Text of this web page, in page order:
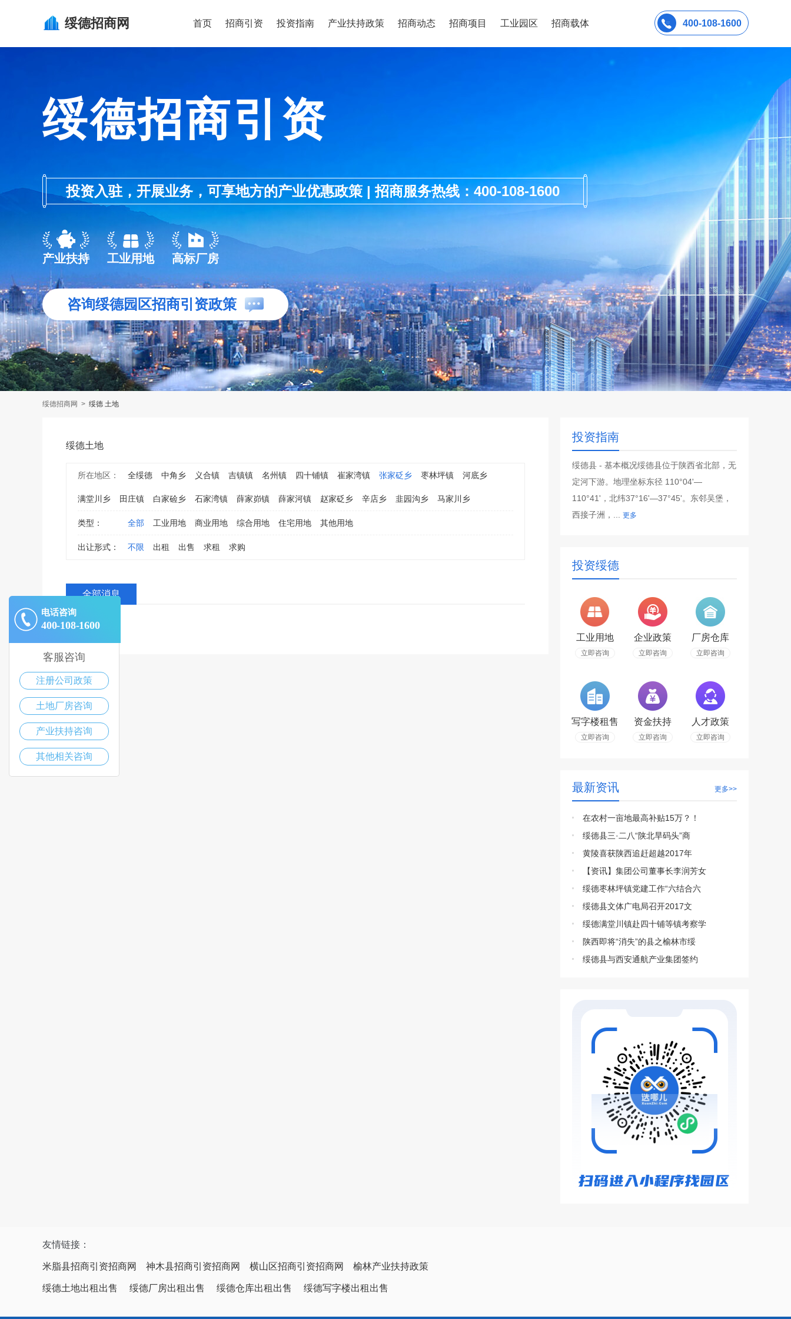
绥德招商网 首页 招商引资 投资指南 产业扶持政策 招商动态 招商项目 工业园区 招商载体 400-108-1600
绥德招商引资
投资入驻，开展业务，可享地方的产业优惠政策 | 招商服务热线：400-108-1600
产业扶持 工业用地 高标厂房
咨询绥德园区招商引资政策
绥德招商网 > 绥德 土地
绥德土地
所在地区： 全绥德 中角乡 义合镇 吉镇镇 名州镇 四十铺镇 崔家湾镇 张家砭乡 枣林坪镇 河底乡
满堂川乡 田庄镇 白家硷乡 石家湾镇 薛家峁镇 薛家河镇 赵家砭乡 辛店乡 韭园沟乡 马家川乡
类型： 全部 工业用地 商业用地 综合用地 住宅用地 其他用地
出让形式： 不限 出租 出售 求租 求购
全部消息
投资指南
绥德县 - 基本概况绥德县位于陕西省北部，无
定河下游。地理坐标东径 110°04'—
110°41'，北纬37°16'—37°45'。东邻吴堡，
西接子洲，... 更多
投资绥德
工业用地
立即咨询
企业政策
立即咨询
厂房仓库
立即咨询
写字楼租售
立即咨询
资金扶持
立即咨询
人才政策
立即咨询
最新资讯 更多>>
在农村一亩地最高补贴15万？！
绥德县三·二八“陕北旱码头”商
黄陵喜获陕西追赶超越2017年
【资讯】集团公司董事长李润芳女
绥德枣林坪镇党建工作“六结合六
绥德县文体广电局召开2017文
绥德满堂川镇赴四十铺等镇考察学
陕西即将“消失”的县之榆林市绥
绥德县与西安通航产业集团签约
友情链接：
米脂县招商引资招商网 神木县招商引资招商网 横山区招商引资招商网 榆林产业扶持政策
绥德土地出租出售 绥德厂房出租出售 绥德仓库出租出售 绥德写字楼出租出售
电话咨询
400-108-1600
客服咨询
注册公司政策
土地厂房咨询
产业扶持咨询
其他相关咨询